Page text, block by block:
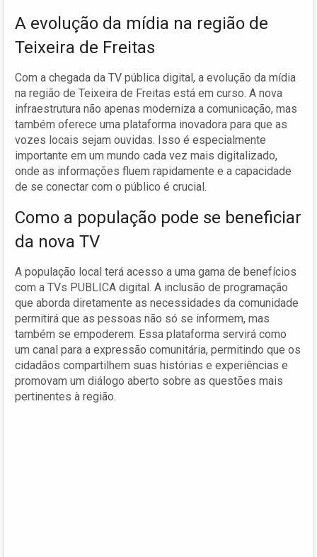
A evolução da mídia na região de
Teixeira de Freitas
Com a chegada da TV pública digital, a evolução da mídia
na região de Teixeira de Freitas está em curso. A nova
infraestrutura não apenas moderniza a comunicação, mas
também oferece uma plataforma inovadora para que as
vozes locais sejam ouvidas. Isso é especialmente
importante em um mundo cada vez mais digitalizado,
onde as informações fluem rapidamente e a capacidade
de se conectar com o público é crucial.
Como a população pode se beneficiar
da nova TV
A população local terá acesso a uma gama de benefícios
com a TVs PUBLICA digital. A inclusão de programação
que aborda diretamente as necessidades da comunidade
permitirá que as pessoas não só se informem, mas
também se empoderem. Essa plataforma servirá como
um canal para a expressão comunitária, permitindo que os
cidadãos compartilhem suas histórias e experiências e
promovam um diálogo aberto sobre as questões mais
pertinentes à região.